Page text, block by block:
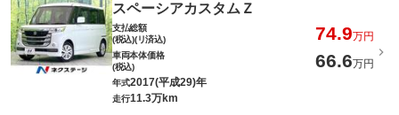
スペーシアカスタムＺ
支払総額
(税込)(リ済込)
74.9万円
車両本体価格
(税込)
66.6万円
年式2017(平成29)年
走行11.3万km